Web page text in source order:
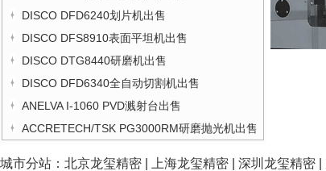
DISCO DFD6240划片机出售
DISCO DFS8910表面平坦机出售
DISCO DTG8440研磨机出售
DISCO DFD6340全自动切割机出售
ANELVA I-1060 PVD溅射台出售
ACCRETECH/TSK PG3000RM研磨抛光机出售
城市分站： 北京龙玺精密 上海龙玺精密 深圳龙玺精密